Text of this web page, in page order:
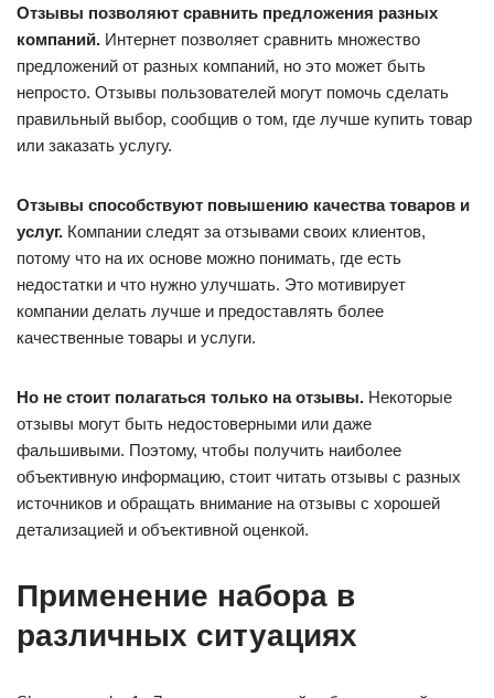
Отзывы позволяют сравнить предложения разных
компаний. Интернет позволяет сравнить множество
предложений от разных компаний, но это может быть
непросто. Отзывы пользователей могут помочь сделать
правильный выбор, сообщив о том, где лучше купить товар
или заказать услугу.
Отзывы способствуют повышению качества товаров и
услуг. Компании следят за отзывами своих клиентов,
потому что на их основе можно понимать, где есть
недостатки и что нужно улучшать. Это мотивирует
компании делать лучше и предоставлять более
качественные товары и услуги.
Но не стоит полагаться только на отзывы. Некоторые
отзывы могут быть недостоверными или даже
фальшивыми. Поэтому, чтобы получить наиболее
объективную информацию, стоит читать отзывы с разных
источников и обращать внимание на отзывы с хорошей
детализацией и объективной оценкой.
Применение набора в
различных ситуациях